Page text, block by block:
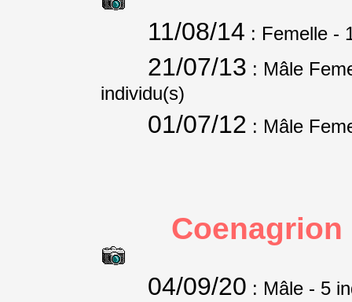
11/08/14 : Femelle -
21/07/13 : Mâle
individu(s)
01/07/12 : Mâle
Coenagrion
04/09/20 : Mâle - 5